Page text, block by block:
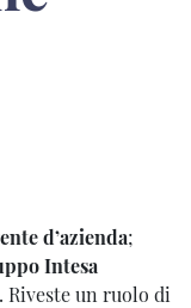
d’azienda;
Intesa
. Riveste un ruolo di